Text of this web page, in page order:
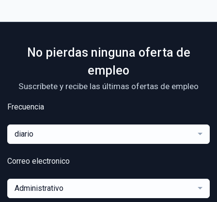
No pierdas ninguna oferta de
empleo
Suscríbete y recibe las últimas ofertas de empleo
Frecuencia
diario
Correo electronico
Administrativo